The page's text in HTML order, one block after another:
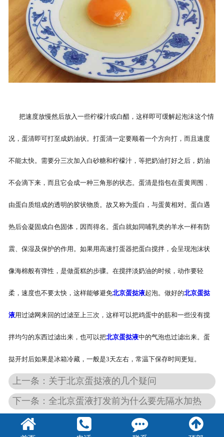
把速度放慢然后放入一些柠檬汁或白醋，这样即可缓解起泡沫这个情
况，蛋清即可打至成奶油状。打蛋清一定要顺着一个方向打，而且速度
不能太快。需要分三次加入白砂糖和柠檬汁，等把奶油打好之后，奶油
不会滴下来，而且它会成一种三角形的状态。蛋清是指包在蛋黄周围﹐
由蛋白质组成的透明的胶状物质。故又称为蛋白，与蛋黄相对。蛋白遇
热后会凝固成白色固体，因而得名。蛋白就如同哺乳类的羊水一样有防
震、保湿及保护的作用。如果用高速打蛋器把蛋白搅拌，会呈现泡沫状
像海棉般有弹性，是做蛋糕的步骤。在搅拌淡奶油的时候，动作要轻
柔，速度也不要太快，这样能够避免北京蛋挞液起泡。做好的北京蛋挞
液用过滤网来回的过滤至上三次，这样可以把鸡蛋中的筋和一些没有搅
拌均匀的东西过滤出来，也可以把北京蛋挞液中的气泡也过滤出来。蛋
挞开封后如果是冰箱冷藏，一般是3天左右，常温下保存时间更短。
上一条：关于北京蛋挞液的几个疑问
下一条：全北京蛋液打发前为什么要先隔水加热